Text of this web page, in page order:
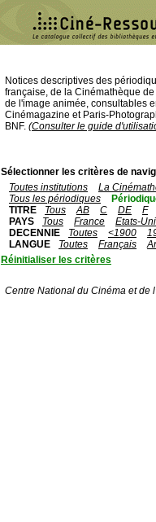
Notices descriptives des
française, de la Cinémathèque
de l'image animée, consultables
Cinémagazine et Paris-
BNF. (Consulter le guide
Sélectionner les critères de
Toutes institutions
La
Tous les périodiques
TITRE
Tous AB C DE F
PAYS
Tous France Etats-
DECENNIE
Toutes <1900
LANGUE
Toutes Français
Réinitialiser les critères
Centre National du Cinéma et de